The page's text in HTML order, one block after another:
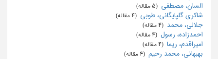
السان، مصطفی
شاکری گلپایگانی، طوبی
جلالی، محمد
احمدزاده، رسول
امیراقدم، ریما
بهبهانی، محمد رحیم